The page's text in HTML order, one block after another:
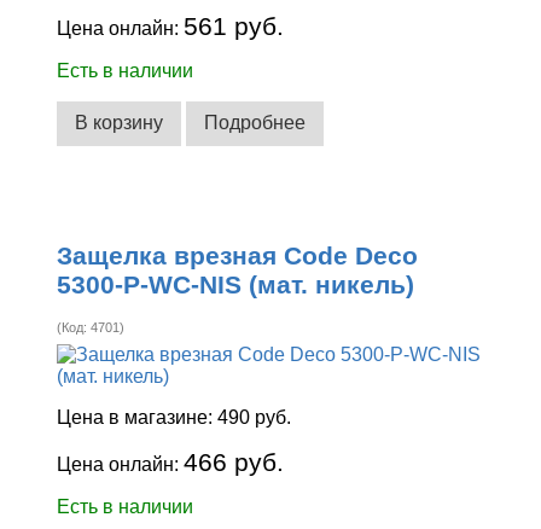
Цена онлайн: 561 руб.
Есть в наличии
В корзину Подробнее
Защелка врезная Code Deco
5300-P-WC-NIS (мат. никель)
(Код:4701)
Цена в магазине:490 руб.
Цена онлайн:466 руб.
Есть в наличии